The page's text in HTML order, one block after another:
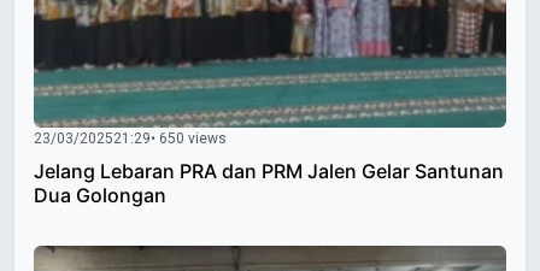
23/03/202521:29• 650 views
Jelang Lebaran PRA dan PRM Jalen Gelar Santunan
Dua Golongan